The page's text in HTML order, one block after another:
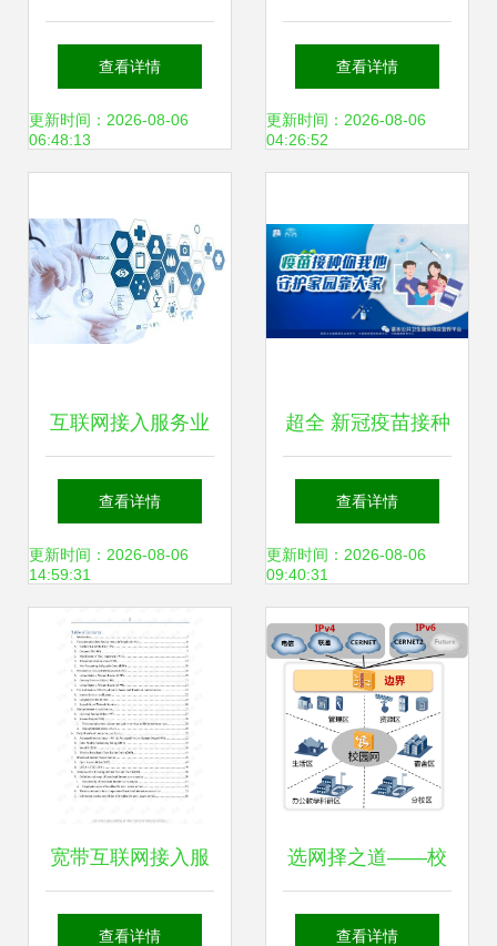
多样性与服务概述
查看详情
更新时间：2026-08-06
06:48:13
(832645.OC): 互联
网接入服务商，珠
【寻找新三板精选
层标的专题报告
查看详情
更新时间：2026-08-06
04:26:52
互联网接入服务业
务 isp 申请指南
查看详情
更新时间：2026-08-06
14:59:31
超全 新冠疫苗接种
禁忌症及相关问题
把握标准发布
查看详情
更新时间：2026-08-06
09:40:31
宽带互联网接入服
务 一种电信服务的
查看详情
选网择之道——校
园如何面对多出口
查看详情